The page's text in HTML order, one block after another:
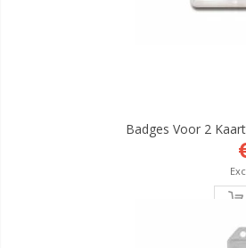
Badges Voor 2